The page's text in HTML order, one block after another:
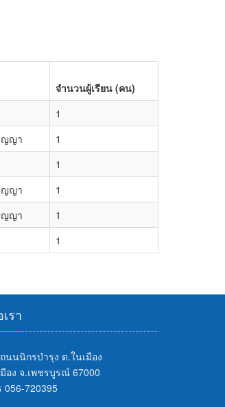
จำนวนผู้เรียน (คน)
1
ญญา
1
1
ญญา
1
ญญา
1
1
รา
นนิกรบำรุง ต.ในเมือง
ง จ.เพชรบูรณ์ 67000
720395